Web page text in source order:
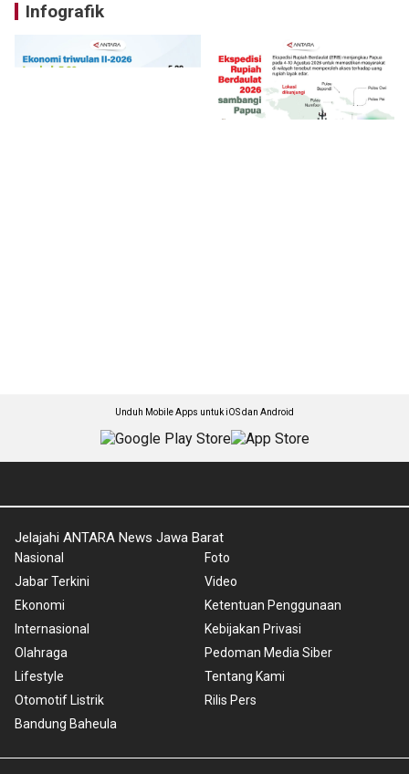
Infografik
Unduh Mobile Apps untuk iOS dan Android
Jelajahi ANTARA News Jawa Barat
Nasional
Jabar Terkini
Ekonomi
Internasional
Olahraga
Lifestyle
Otomotif Listrik
Bandung Baheula
Foto
Video
Ketentuan Penggunaan
Kebijakan Privasi
Pedoman Media Siber
Tentang Kami
Rilis Pers